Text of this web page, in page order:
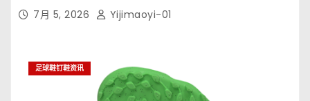
7月 5, 2026 Yijimaoyi-01
足球鞋钉鞋资讯